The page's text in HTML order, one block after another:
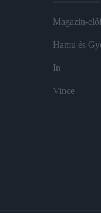
Magazin-
Hamu és
In
Vince